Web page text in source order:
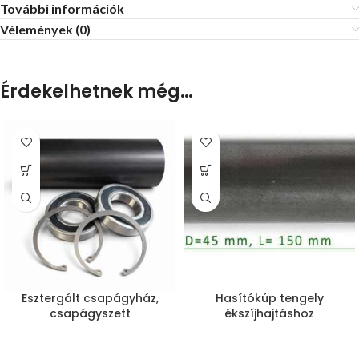
További információk
Vélemények (0)
Érdekelhetnek még…
Esztergált csapágyház,
csapágyszett
Hasítókúp tengely
ékszíjhajtáshoz